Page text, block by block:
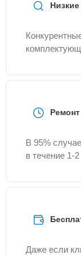
В 95%
в течение 1-
Даже если